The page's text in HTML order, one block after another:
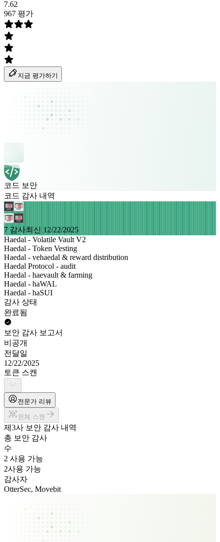
7.62
967 평가
지금 평가하기
코드 보안
코드 감사 내역
7 감사최신 12/22/2025
Haedal - Volatile Vault V2
Haedal - Token Vesting
Haedal - vehaedal & reward distribution
Haedal Protocol - audit
Haedal - haevault & farming
Haedal - haWAL
Haedal - haSUI
감사 상태
완료됨
보안 감사 보고서
비공개
전달일
12/22/2025
토큰 스캔
전문가 리뷰
전체 스캔
제3사 보안 감사 내역
총 보안 감사
수
2 사용 가능
2사용 가능
감사자
OtterSec, Movebit